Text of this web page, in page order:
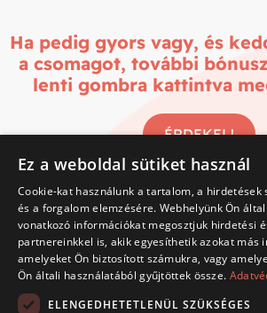
Ha pedig gyors vagy, és
a csomagot, további
lenti gombra kattintva
ÉRDEKEL!
nap óra perc
ÁSZFAdatkezelési
Ez a weboldal sütiket használ
Cookie-kat használunk a tartalom, a hirdetések
és a forgalom elemzésére. Webhelyünk Ön
vonatkozó információkat megosztjuk hirdetési
partnereinkkel is, akik egyesíthetik azokat más
amelyeket Ön biztosított számukra, vagy
Ön általi használatából gyűjtöttek össze.
ELENGEDHETETLENÜL SZÜKSÉGES